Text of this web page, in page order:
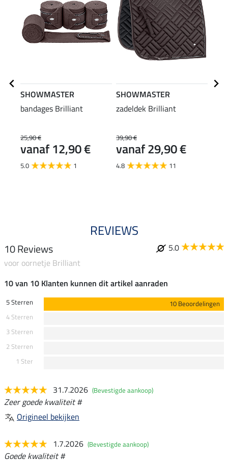
SHOWMASTER
bandages Brilliant
25,90 €
vanaf 12,90 €
5.0 1
SHOWMASTER
zadeldek Brilliant
39,90 €
vanaf 29,90 €
4.8 11
REVIEWS
10 Reviews
5.0
voor oornetje Brilliant
10 van 10 Klanten kunnen dit artikel aanraden
5 Sterren
10 Beoordelingen
4 Sterren
3 Sterren
2 Sterren
1 Ster
31.7.2026 (Bevestigde aankoop)
Zeer goede kwaliteit #
Origineel bekijken
1.7.2026 (Bevestigde aankoop)
Goede kwaliteit #